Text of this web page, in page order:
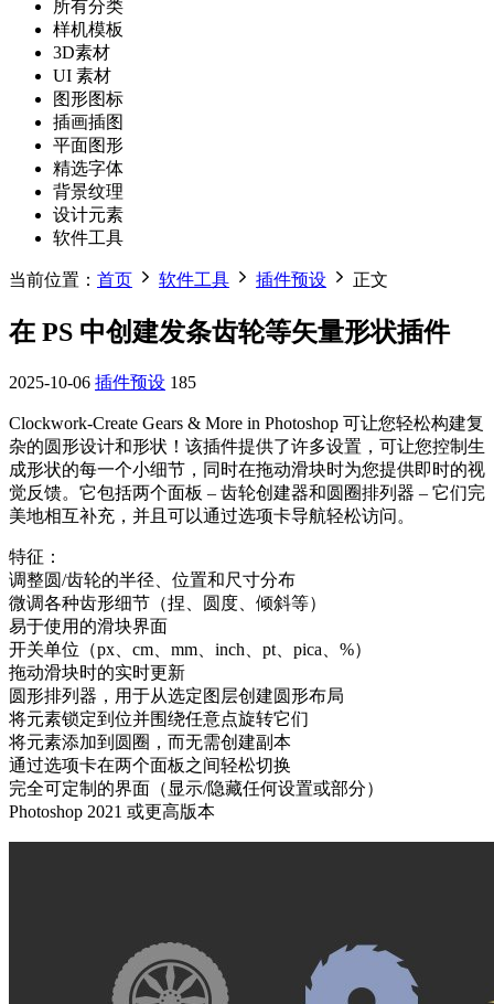
所有分类
样机模板
3D素材
UI 素材
图形图标
插画插图
平面图形
精选字体
背景纹理
设计元素
软件工具
当前位置： 首页 软件工具 插件预设 正文
在 PS 中创建发条齿轮等矢量形状插件
2025-10-06 插件预设 185
Clockwork-Create Gears & More in Photoshop 可让您轻松构建复
杂的圆形设计和形状！该插件提供了许多设置，可让您控制生
成形状的每一个小细节，同时在拖动滑块时为您提供即时的视
觉反馈。它包括两个面板 – 齿轮创建器和圆圈排列器 – 它们完
美地相互补充，并且可以通过选项卡导航轻松访问。
特征：
调整圆/齿轮的半径、位置和尺寸分布
微调各种齿形细节（捏、圆度、倾斜等）
易于使用的滑块界面
开关单位（px、cm、mm、inch、pt、pica、%）
拖动滑块时的实时更新
圆形排列器，用于从选定图层创建圆形布局
将元素锁定到位并围绕任意点旋转它们
将元素添加到圆圈，而无需创建副本
通过选项卡在两个面板之间轻松切换
完全可定制的界面（显示/隐藏任何设置或部分）
Photoshop 2021 或更高版本